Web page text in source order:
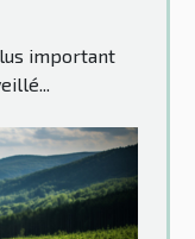
important